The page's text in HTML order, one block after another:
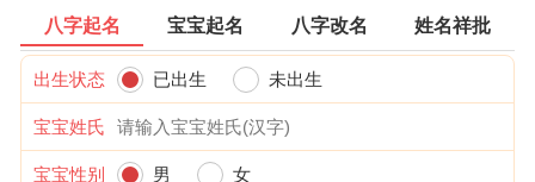
八字起名 宝宝起名 八字改名 姓名祥批
出生状态 已出生 未出生
宝宝姓氏
宝宝性别 男 女